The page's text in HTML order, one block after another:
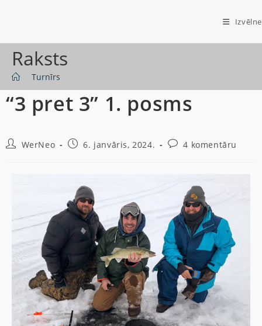
Izvēlne
Raksts
Turnīrs
“3 pret 3” 1. posms
WerNeo 6. janvāris, 2024. 4 komentāru